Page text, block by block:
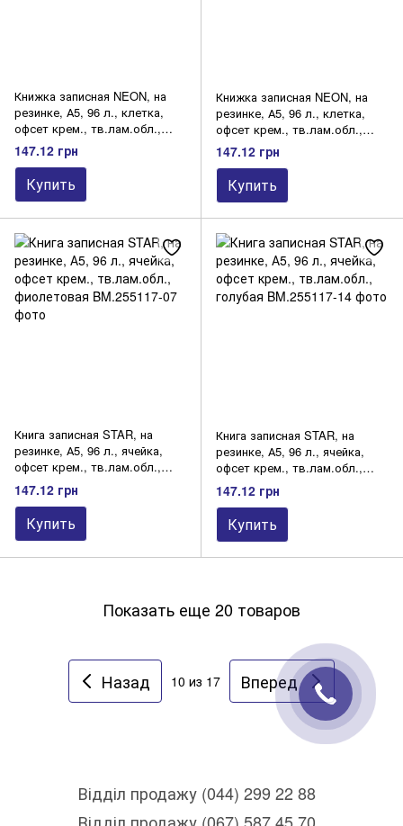
Книжка записная NEON, на
резинке, А5, 96 л., клетка,
офсет крем., тв.лам.обл.,
розовая
147.12 грн
Купить
Книжка записная NEON, на
резинке, А5, 96 л., клетка,
офсет крем., тв.лам.обл.,
голубая
147.12 грн
Купить
Книга записная STAR, на
резинке, А5, 96 л., ячейка,
офсет крем., тв.лам.обл.,
фиолетовая
147.12 грн
Купить
Книга записная STAR, на
резинке, А5, 96 л., ячейка,
офсет крем., тв.лам.обл.,
голубая
147.12 грн
Купить
Показать еще 20 товаров
Назад 10 из 17 Вперед
Відділ продажу (044) 299 22 88